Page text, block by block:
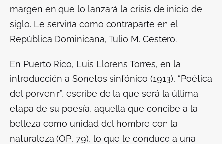
margen en que lo lanzará la crisis de inicio de
siglo. Le serviría como contraparte en el
República Dominicana, Tulio M. Cestero.
En Puerto Rico, Luis Llorens Torres, en la
introducción a Sonetos sinfónico (1913), “Poética
del porvenir”, escribe de la que será la última
etapa de su poesía, aquella que concibe a la
belleza como unidad del hombre con la
naturaleza (OP, 79), lo que le conduce a una